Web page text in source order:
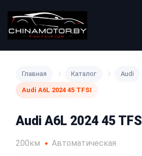
Главная Каталог Audi
Audi A6L 2024 45 TFSI
Audi A6L 2024 45 TFSI
200км Автоматическая